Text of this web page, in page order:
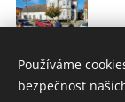
Používáme
bezpečnost